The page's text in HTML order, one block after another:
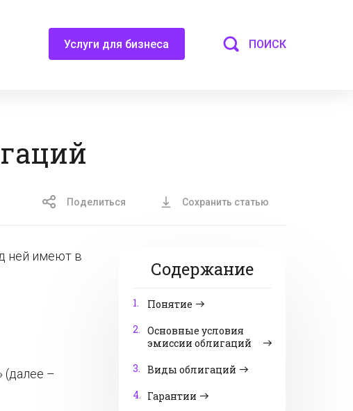
Услуги для бизнеса ПОИСК
Поделиться Сохранить статью
Содержание
1.
Понятие
2. Основные условия
эмиссии облигаций
3. Виды облигаций
4. Гарантии
ней имеют в
(далее –